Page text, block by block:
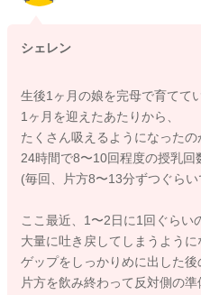
シェレン
生後1ヶ月の娘を完母で育てて
1ヶ月を迎えたあたりから、
たくさん吸えるようになったの
24時間で8〜10回程度の授乳回
(毎回、片方8〜13分ずつぐらい
ここ最近、1〜2日に1回ぐらい
大量に吐き戻してしまうように
ゲップをしっかりめに出した後
片方を飲み終わって反対側の